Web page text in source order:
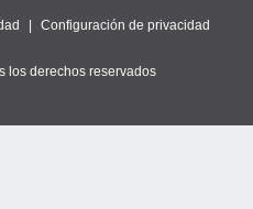
Configuración de privacidad
los derechos reservados